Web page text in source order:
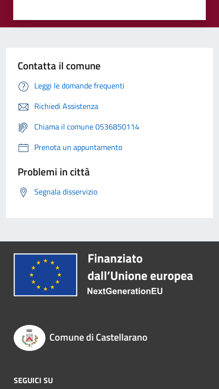
Contatta il comune
Leggi le domande frequenti
Richiedi Assistenza
Chiama il comune 0536850114
Prenota un appuntamento
Problemi in città
Segnala disservizio
Comune di Castellarano
SEGUICI SU